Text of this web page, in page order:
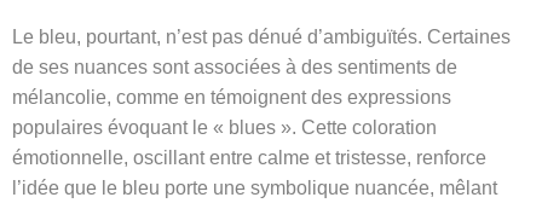
Le bleu, pourtant, n’est pas dénué d’ambiguïtés. Certaines
de ses nuances sont associées à des sentiments de
mélancolie, comme en témoignent des expressions
populaires évoquant le « blues ». Cette coloration
émotionnelle, oscillant entre calme et tristesse, renforce
l’idée que le bleu porte une symbolique nuancée, mêlant